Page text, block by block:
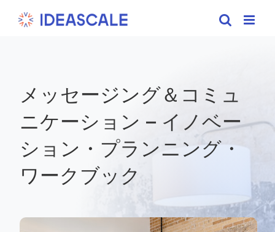
メッセージング＆コミュ
ニケーション – イノベー
ション・プランニング・
ワークブック